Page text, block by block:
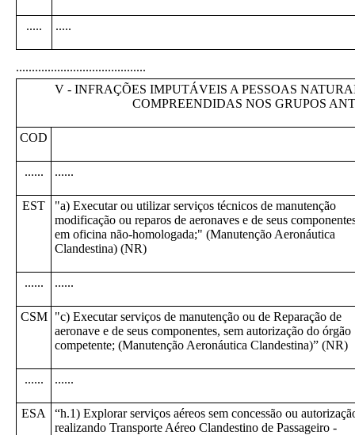
..... .....
.........................................
V - INFRAÇÕES IMPUTÁVEIS A PESSOAS
COMPREENDIDAS NOS GRUPOS
COD
...... ......
EST
"a) Executar ou utilizar serviços técnicos de manutenção
modificação ou reparos de aeronaves e de seus
em oficina não-homologada;" (Manutenção Aeronáutica
Clandestina) (NR)
...... ......
CSM
"c) Executar serviços de manutenção ou de Reparação de
aeronave e de seus componentes, sem autorização do órgão
competente; (Manutenção Aeronáutica Clandestina)” (NR)
...... ......
ESA
“h.1) Explorar serviços aéreos sem concessão ou
realizando Transporte Aéreo Clandestino de Passageiro -